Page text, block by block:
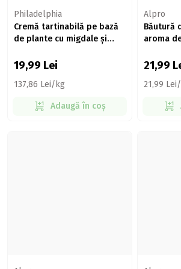
Philadelphia
Cremă tartinabilă pe bază
de plante cu migdale și
19,99 Lei
137,86 Lei/kg
Adaugă în coș
Alpro
Băutură
aroma
21,99
21,99